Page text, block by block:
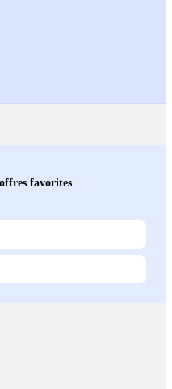
favorites